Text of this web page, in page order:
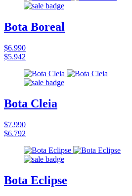
Bota Boreal
$6.990
$5.942
Bota Cleia
$7.990
$6.792
Bota Eclipse